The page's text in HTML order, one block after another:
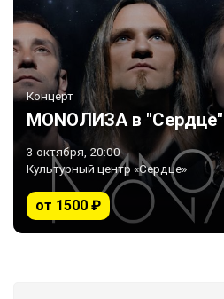
Концерт
MONOЛИЗА в "Сердце"
3 октября, 20:00
Культурный центр «Сердце»
от 1500 ₽